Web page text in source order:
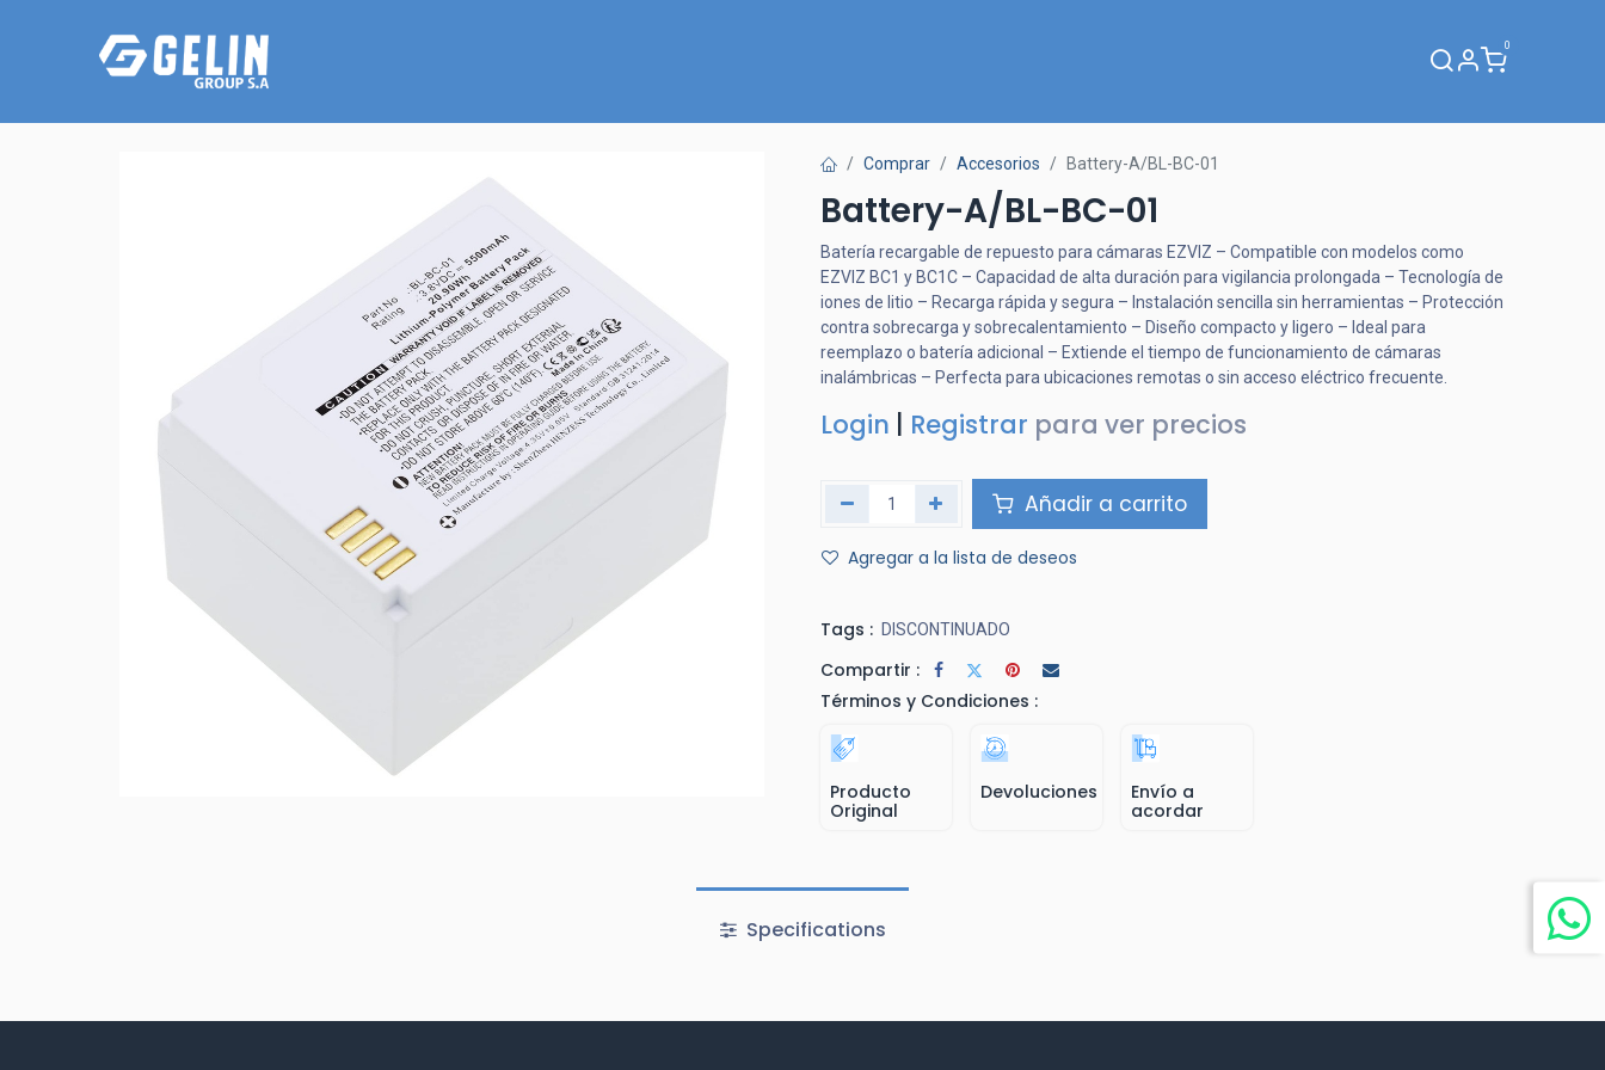
0
Comprar Accesorios Battery-A/BL-BC-01
Battery-A/BL-BC-01
Batería recargable de repuesto para cámaras EZVIZ – Compatible con modelos como
EZVIZ BC1 y BC1C – Capacidad de alta duración para vigilancia prolongada – Tecnología de
iones de litio – Recarga rápida y segura – Instalación sencilla sin herramientas – Protección
contra sobrecarga y sobrecalentamiento – Diseño compacto y ligero – Ideal para
reemplazo o batería adicional – Extiende el tiempo de funcionamiento de cámaras
inalámbricas – Perfecta para ubicaciones remotas o sin acceso eléctrico frecuente.
Login Registrar para ver precios
Añadir a carrito
Agregar a la lista de deseos
Tags : DISCONTINUADO
Compartir :
Términos y Condiciones :
Producto
Original
Devoluciones
Envío a
acordar
Specifications